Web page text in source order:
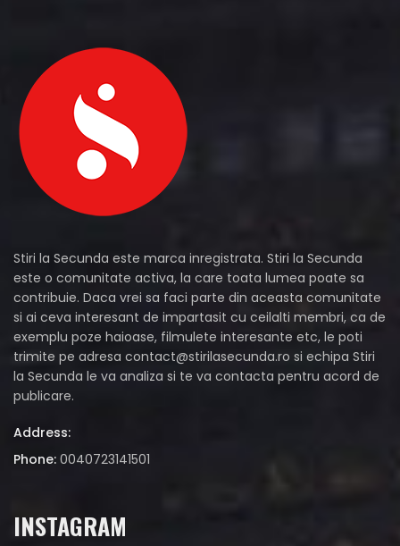
Stiri la Secunda este marca inregistrata. Stiri la Secunda
este o comunitate activa, la care toata lumea poate sa
contribuie. Daca vrei sa faci parte din aceasta comunitate
si ai ceva interesant de impartasit cu ceilalti membri, ca de
exemplu poze haioase, filmulete interesante etc, le poti
trimite pe adresa contact@stirilasecunda.ro si echipa Stiri
la Secunda le va analiza si te va contacta pentru acord de
publicare.
Address:
Phone: 0040723141501
INSTAGRAM